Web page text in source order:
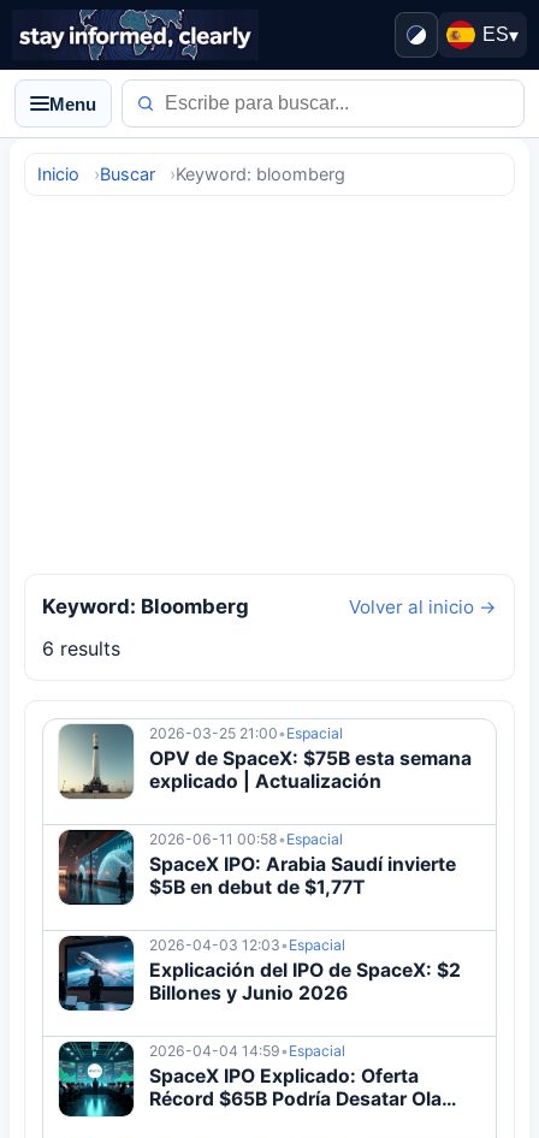
ES▾
Menu
Inicio Buscar Keyword: bloomberg
Keyword: Bloomberg Volver al inicio →
6 results
2026-03-25 21:00• Espacial
OPV de SpaceX: $75B esta semana
explicado | Actualización
2026-06-11 00:58• Espacial
SpaceX IPO: Arabia Saudí invierte
$5B en debut de $1,77T
2026-04-03 12:03• Espacial
Explicación del IPO de SpaceX: $2
Billones y Junio 2026
2026-04-04 14:59• Espacial
SpaceX IPO Explicado: Oferta
Récord $65B Podría Desatar Ola